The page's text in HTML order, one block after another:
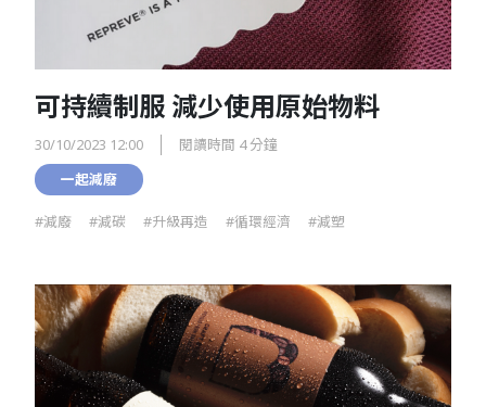
可持續制服 減少使用原始物料
30/10/2023 12:00
閱讀時間 4 分鐘
一起減廢
#減廢 #減碳 #升級再造 #循環經濟 #減塑